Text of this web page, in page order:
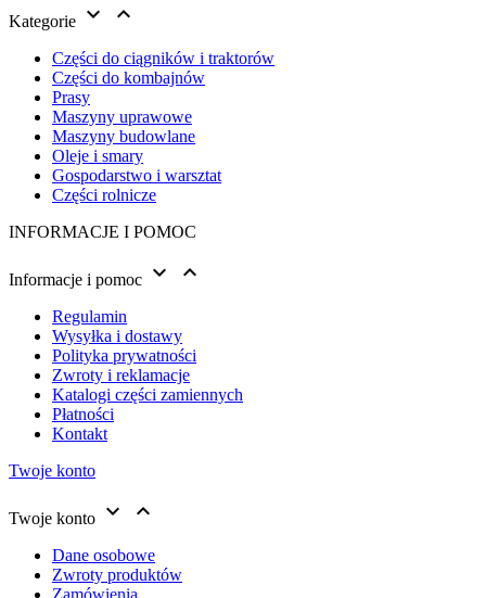
Kategorie  
Części do ciągników i traktorów
Części do kombajnów
Prasy
Maszyny uprawowe
Maszyny budowlane
Oleje i smary
Gospodarstwo i warsztat
Części rolnicze
INFORMACJE I POMOC
Informacje i pomoc  
Regulamin
Wysyłka i dostawy
Polityka prywatności
Zwroty i reklamacje
Katalogi części zamiennych
Płatności
Kontakt
Twoje konto
Twoje konto  
Dane osobowe
Zwroty produktów